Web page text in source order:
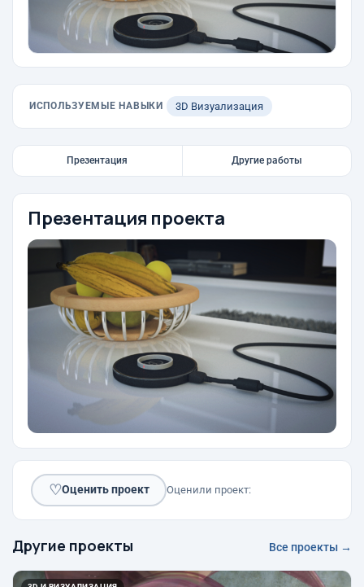
ИСПОЛЬЗУЕМЫЕ НАВЫКИ 3D Визуализация
Презентация Другие работы
Презентация проекта
♡Оценить проект Оценили проект:
Другие проекты Все проекты →